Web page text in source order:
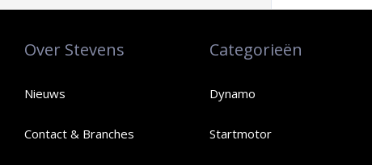
Over Stevens
Nieuws
Contact & Branches
Categorieën
Dynamo
Startmotor